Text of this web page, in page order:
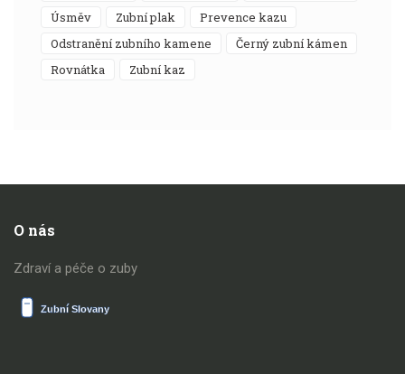
úsměv
zubní plak
prevence kazu
odstranění zubního kamene
černý zubní kámen
rovnátka
zubní kaz
O nás
Zdraví a péče o zuby